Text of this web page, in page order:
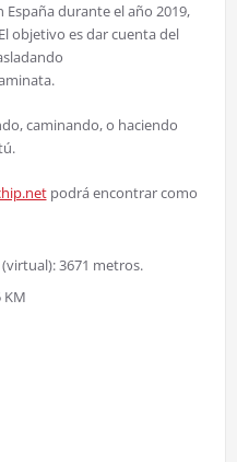
durante el año 2019,
objetivo es dar cuenta del
caminando, o haciendo
podrá encontrar como
3671 metros.
KM